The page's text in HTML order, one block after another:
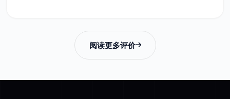
阅读更多评价